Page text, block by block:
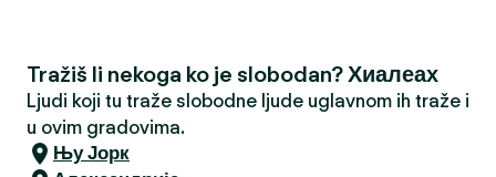
Tražiš li nekoga ko je slobodan? Хиалеах
Ljudi koji tu traže slobodne ljude uglavnom ih traže i
u ovim gradovima.
Њу Јорк